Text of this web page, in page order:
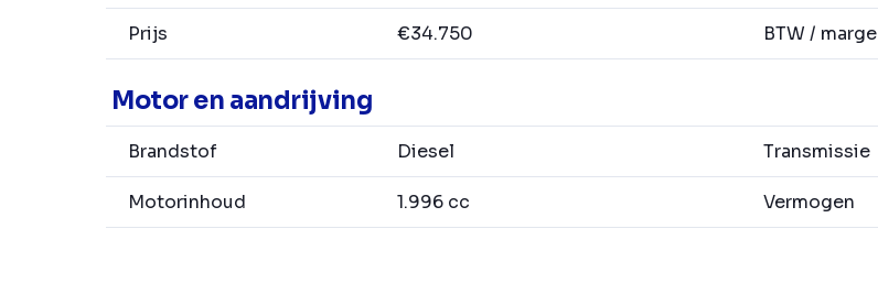
Prijs €34.750 BTW / marge
Motor en aandrijving
Brandstof Diesel Transmissie
Motorinhoud 1.996 cc Vermogen